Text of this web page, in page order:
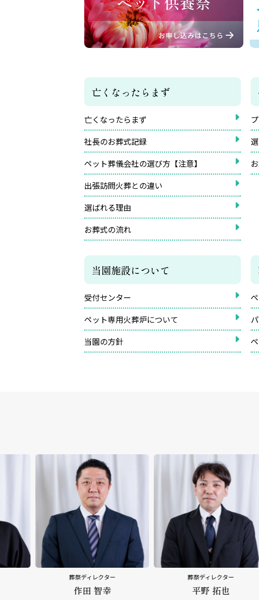
亡くなったらまず
亡くなったらまず
社長のお葬式記録
ペット葬儀会社の選び方【注意】
出張訪問火葬との違い
選ばれる理由
お葬式の流れ
当園施設について
受付センター
ペット専用火葬炉について
当園の方針
葬祭ディレクター
作田 智幸
葬祭ディレクター
平野 拓也